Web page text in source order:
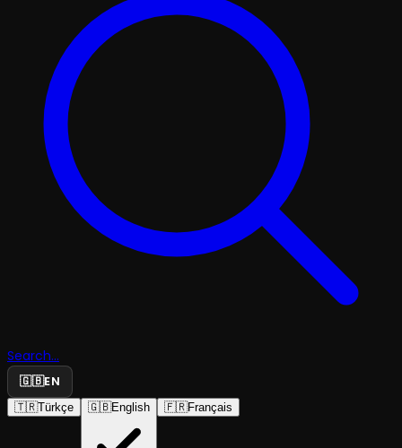
Search...
🇬🇧EN
🇹🇷Türkçe 🇬🇧English 🇫🇷Français